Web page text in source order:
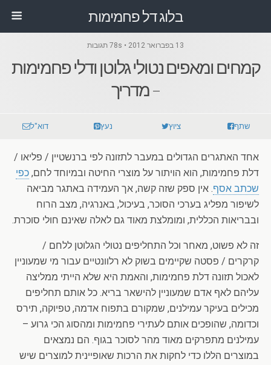
בלוג דל פחמימות
13 בפברואר 2012 • 78s תגובות
קמחים ומאפים נטולי גלוטן ודלי פחמימות
– מדריך
שתף ציוץ נעץ דוא"ל
אחד האתגרים הגדולים במעבר לתזונה לפי ברנשטיין / פליאו /
דלת פחמימות, הוא הויתור על מוצרי החיטה ובמיוחד לחם, כפי
שכתב אסף. אין ספק שזה קשה, אך העמידה באתגר מביאה
לשיפור מפליג בערכי הסוכר, בעיכול, באנרגיה, מצב הרוח
ובבריאות הכללית, ומומלצת מאוד גם לאלה שאינם חולי סוכרת.
זה לא פשוט, מאחר וכל התחליפים נטולי הגלוטן ללחם /
קרקרים / פסטה שקיימים בשוק לא רלוונטיים עבור מי שמעוניין
לאכול תזונה דלת פחמימות, והאמת היא שלא הייתי ממליצה
עליהם לאף אדם שמעוניין להישאר בריא. כל אותם תחליפים
מכילים בעיקר עמילנים, שמקורם בתפוח אדמה, טפיוקה, תירס
וכדומה, שהופכים אותם לעתירי פחמימות ומהסוג הכי גרוע –
עמילנים מתפרקים מאוד מהר לסוכר בגוף. הם נמצאים
במוצרים הללו כדי לחקות את הרכות שאופיינית למוצרים שיש